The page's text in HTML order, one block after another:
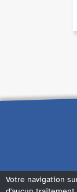
Votre navigation